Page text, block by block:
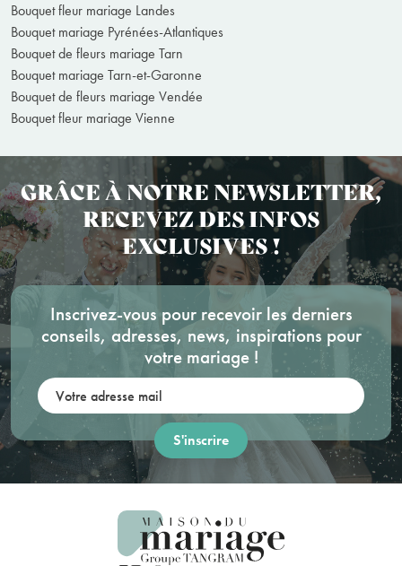
Bouquet fleur mariage Landes
Bouquet mariage Pyrénées-Atlantiques
Bouquet de fleurs mariage Tarn
Bouquet mariage Tarn-et-Garonne
Bouquet de fleurs mariage Vendée
Bouquet fleur mariage Vienne
GRÂCE À NOTRE NEWSLETTER,
RECEVEZ DES INFOS
EXCLUSIVES !
Inscrivez-vous pour recevoir les derniers
conseils, adresses, news, inspirations pour
votre mariage !